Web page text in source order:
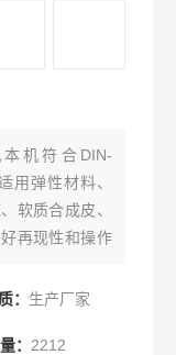
机符合DIN-
用弹性材料、
软质合成皮、
再现性和操作
： 生产厂家
： 2212